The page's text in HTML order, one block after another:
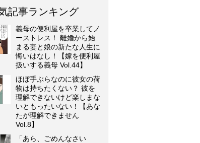
記事ランキング
義母の便利屋を卒業してノ
ーストレス！ 離婚から始
まる妻と娘の新たな人生に
悔いはなし！【嫁を便利屋
扱いする義母 Vol.44】
ほぼ手ぶらなのに彼女の荷
物は持ちたくない？ 彼を
理解できないけど楽しまな
いともったいない！【あな
たが理解できません
Vol.8】
「あら、ごめんなさい